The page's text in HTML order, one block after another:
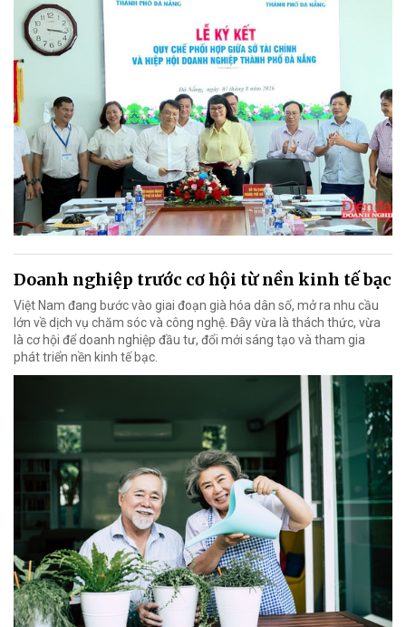
Doanh nghiệp trước cơ hội từ nền kinh tế bạc
Việt Nam đang bước vào giai đoạn già hóa dân số, mở ra nhu cầu
lớn về dịch vụ chăm sóc và công nghệ. Đây vừa là thách thức, vừa
là cơ hội để doanh nghiệp đầu tư, đổi mới sáng tạo và tham gia
phát triển nền kinh tế bạc.